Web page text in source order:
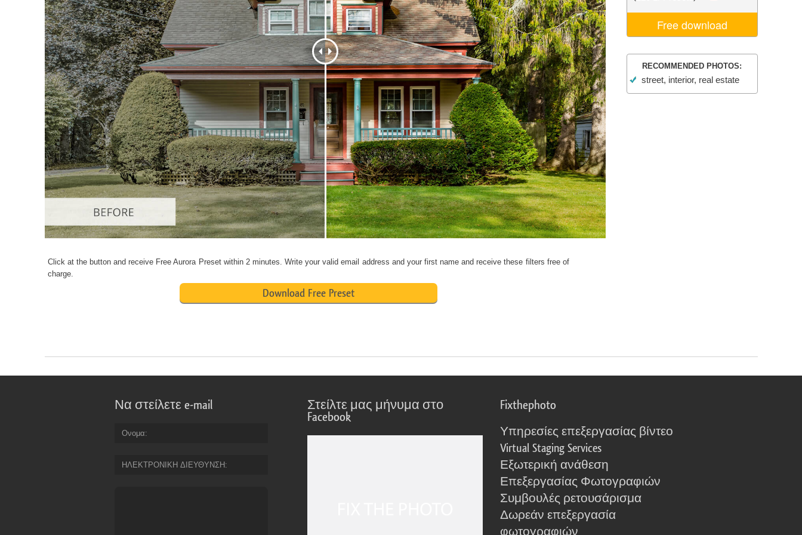
Επεξεργασία
φωτογραφιών προϊόντος
Επεξεργασία
φωτογραφιών
κοσμημάτων
Δεδομένα Εκπαίδευσης AI Video Editing Services
Free download
RECOMMENDED PHOTOS:
street, interior, real estate
Click at the button and receive Free Aurora Preset within 2 minutes. Write your valid email address and your first name and receive these filters free of
charge.
Download Free Preset
Να στείλετε e-mail
Ονομα
ΗΛΕΚΤΡΟΝΙΚΗ ΔΙΕΥΘΥΝΣΗ
Στείλτε μας μήνυμα στο
Facebook
Fixthephoto
Υπηρεσίες επεξεργασίας βίντεο
Virtual Staging Services
Εξωτερική ανάθεση
Επεξεργασίας Φωτογραφιών
Συμβουλές ρετουσάρισμα
Δωρεάν επεξεργασία
φωτογραφιών